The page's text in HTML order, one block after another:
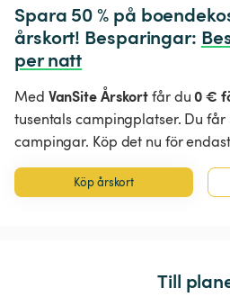
Spara 50 % på
årskort! Besparingar:
per natt
Med VanSite Årskortfår du0 €
tusentals campingplatser. Du får
campingar. Köp det nu för
Köp årskort
Till